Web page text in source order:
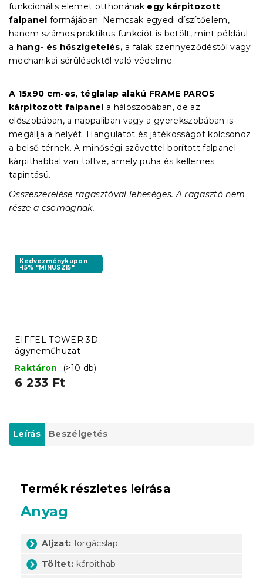
funkcionális elemet otthonának egy kárpitozott
falpanel formájában. Nemcsak egyedi díszítőelem,
hanem számos praktikus funkciót is betölt, mint például
a hang- és hőszigetelés, a falak szennyeződéstől vagy
mechanikai sérülésektől való védelme.
A 15x90 cm-es, téglalap alakú FRAME PAROS
kárpitozott falpanel a hálószobában, de az
előszobában, a nappaliban vagy a gyerekszobában is
megállja a helyét. Hangulatot és játékosságot kölcsönöz
a belső térnek. A minőségi szövettel borított falpanel
kárpithabbal van töltve, amely puha és kellemes
tapintású.
Összeszerelése ragasztóval leheséges. A ragasztó nem
része a csomagnak.
Kedvezménykupon
-15% "MINUSZ15"
EIFFEL TOWER 3D
ágyneműhuzat
Raktáron
(>10 db)
6 233 Ft
Leírás Beszélgetés
Termék részletes leírása
Anyag
Aljzat: forgácslap
Töltet: kárpithab